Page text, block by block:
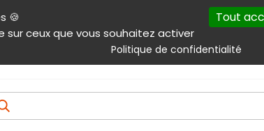
🍪
sur ceux que vous souhaitez activer
Tout
Politique de confidentialité
principal Autres services
Produits & services Emploi Droit